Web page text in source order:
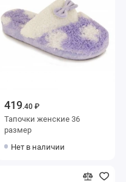
419.40 ₽
Тапочки женские 36
размер
Нет в наличии